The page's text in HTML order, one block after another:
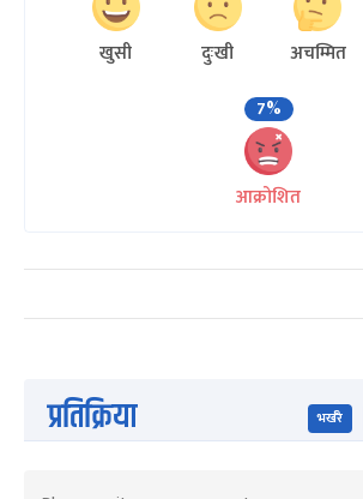
खुसी दुःखी अचम्मित
7%
आक्रोशित
प्रतिक्रिया भर्खरै